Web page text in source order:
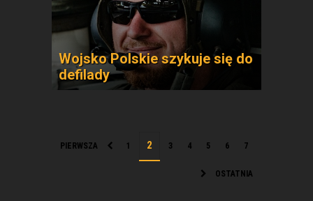
Wojsko Polskie szykuje się do
defilady
PIERWSZA 1 3 4 5 6 7
OSTATNIA